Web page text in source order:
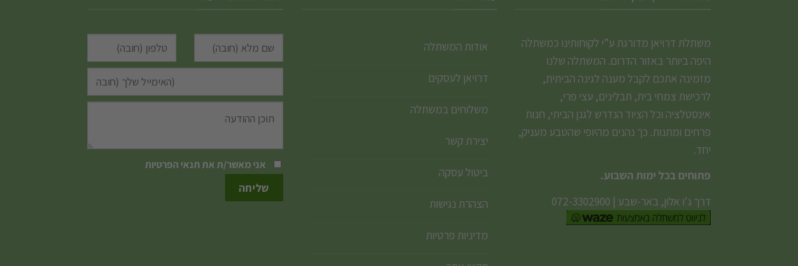
משתלת דרויאן מדורגת ע”י לקוחותינו כמשתלה
היפה ביותר באזור הדרום. המשתלה שלנו
מזמינה אתכם לקבל מענה לגינה הביתית,
לרכישת צמחי בית, תבלינים, עצי פרי,
אינסטלציה וכל הציוד הנדרש לגנן הביתי, חנות
פרחים ומתנות. כך נהנים מהיופי שהטבע מעניק,
יחד.
פתוחים בכל ימות השבוע.
דרך ג'ו אלון, באר-שבע |
072-3302900
אודות המשתלה
דרויאן לעסקים
משלוחים במשתלה
יצירת קשר
ביטול עסקה
הצהרת נגישות
מדיניות פרטיות
אני מאשר/ת אתתנאי הפרטיות